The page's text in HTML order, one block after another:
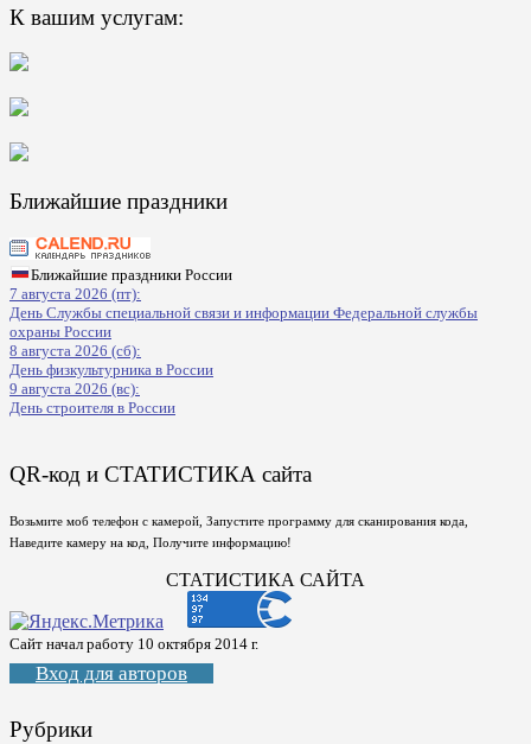
К вашим услугам:
Ближайшие праздники
Ближайшие праздники России
7 августа 2026 (пт):
День Службы специальной связи и информации Федеральной службы
охраны России
8 августа 2026 (сб):
День физкультурника в России
9 августа 2026 (вс):
День строителя в России
QR-код и СТАТИСТИКА сайта
Возьмите моб телефон с камерой, Запустите программу для сканирования кода,
Наведите камеру на код, Получите информацию!
СТАТИСТИКА САЙТА
Сайт начал работу 10 октября 2014 г.
Вход для авторов
Рубрики